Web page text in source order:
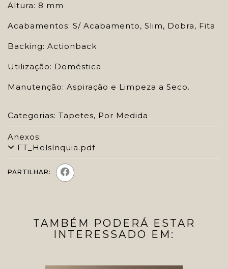
Altura: 8 mm
Acabamentos: S/ Acabamento, Slim, Dobra, Fita
Backing: Actionback
Utilização: Doméstica
Manutenção: Aspiração e Limpeza a Seco.
Categorias: Tapetes, Por Medida
Anexos:
FT_Helsínquia.pdf
PARTILHAR:
TAMBÉM PODERÁ ESTAR
INTERESSADO EM: